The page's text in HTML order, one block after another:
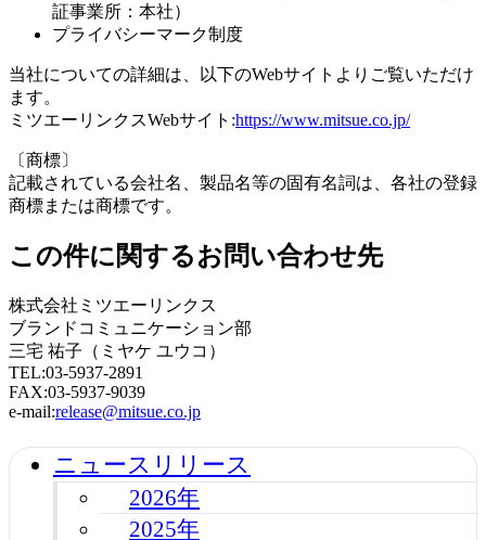
証事業所：本社）
プライバシーマーク制度
当社についての詳細は、以下のWebサイトよりご覧いただけ
ます。
ミツエーリンクスWebサイト:https://www.mitsue.co.jp/
〔商標〕
記載されている会社名、製品名等の固有名詞は、各社の登録
商標または商標です。
この件に関するお問い合わせ先
株式会社ミツエーリンクス
ブランドコミュニケーション部
三宅 祐子（ミヤケ ユウコ）
TEL:03-5937-2891
FAX:03-5937-9039
e-mail:release@mitsue.co.jp
ニュースリリース
2026年
2025年